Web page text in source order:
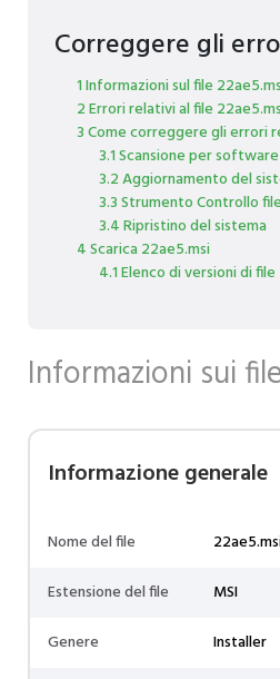
Correggere gli
1 Informazioni sul file
2 Errori relativi al file
3 Come correggere gli errori
3.1 Scansione per
3.2 Aggiornamento del
3.3 Strumento Controllo
3.4 Ripristino del sistema
4 Scarica 22ae5.msi
4.1 Elenco di versioni di
Informazioni sui
Informazione generale
Nome del file
Estensione del file
MSI
Genere
Installer